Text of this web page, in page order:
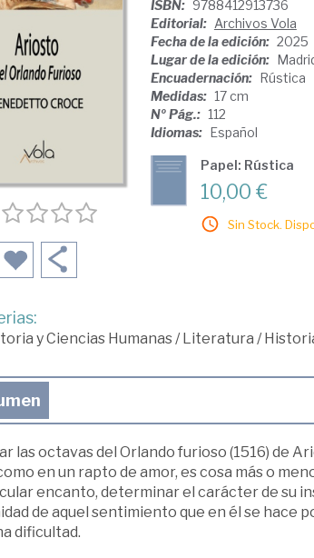
ISBN: 9788412913736
Editorial: Archivos Vola
Fecha de la edición: 2025
Lugar de la edición:
Encuadernación: Rústica
Medidas: 17 cm
Nº Pág.: 112
Idiomas: Español
Papel: Rústica
10,00 €
Sin Stock.
y Ciencias Humanas/Literatura /
las octavas del Orlando furioso (1516) de
en un rapto de amor, es cosa más o
encanto, determinar el carácter de su
de aquel sentimiento que en él se hace
dificultad.